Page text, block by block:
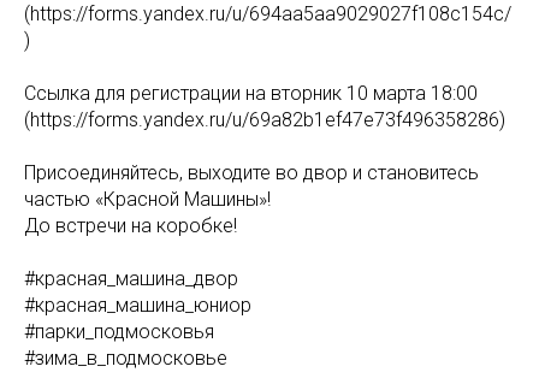
(https://forms.yandex.ru/u/694aa5aa9029027f108c154c/
)
Ссылка для регистрации на вторник 10 марта 18:00
(https://forms.yandex.ru/u/69a82b1ef47e73f496358286)
Присоединяйтесь, выходите во двор и становитесь
частью «Красной Машины»!
До встречи на коробке!
#красная_машина_двор
#красная_машина_юниор
#парки_подмосковья
#зима_в_подмосковье